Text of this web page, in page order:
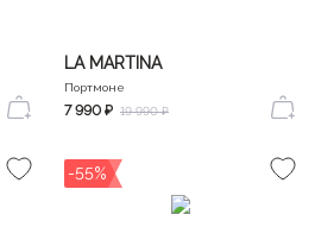
LA MARTINA
Портмоне
7 990 ₽ 19 990 ₽
-55%